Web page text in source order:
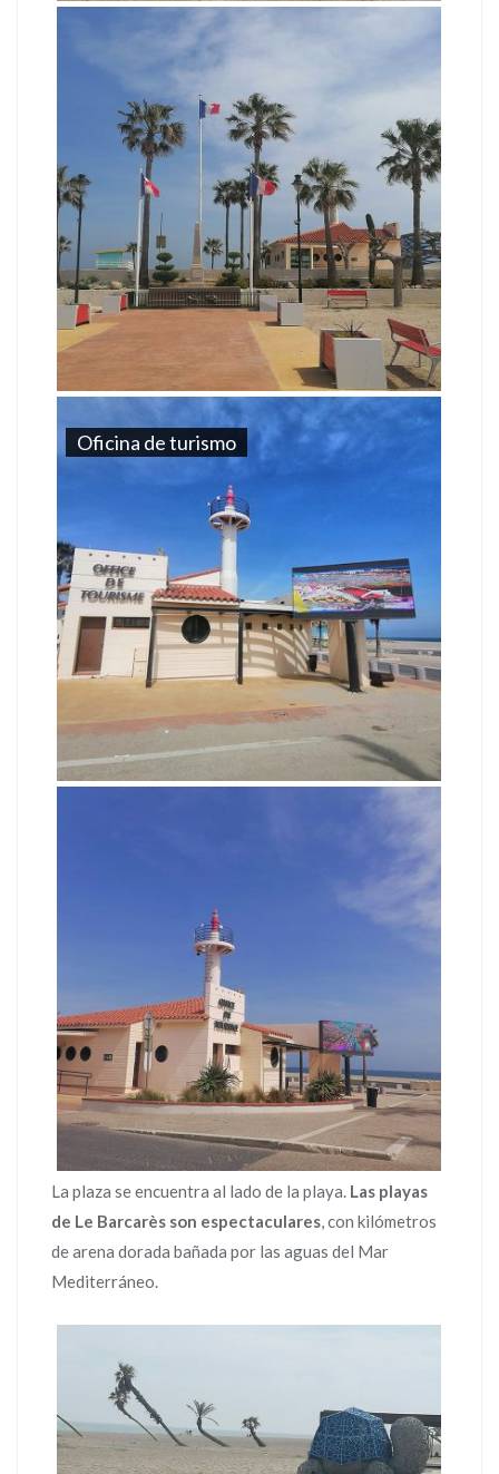
Oficina de turismo
La plaza se encuentra al lado de la playa. Las playas
de Le Barcarès son espectaculares, con kilómetros
de arena dorada bañada por las aguas del Mar
Mediterráneo.